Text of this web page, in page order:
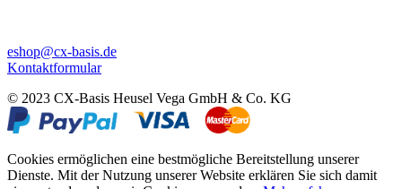
eshop@cx-basis.de
Kontaktformular
© 2023 CX-Basis Heusel Vega GmbH & Co. KG
Cookies ermöglichen eine bestmögliche Bereitstellung unserer
Dienste. Mit der Nutzung unserer Website erklären Sie sich damit